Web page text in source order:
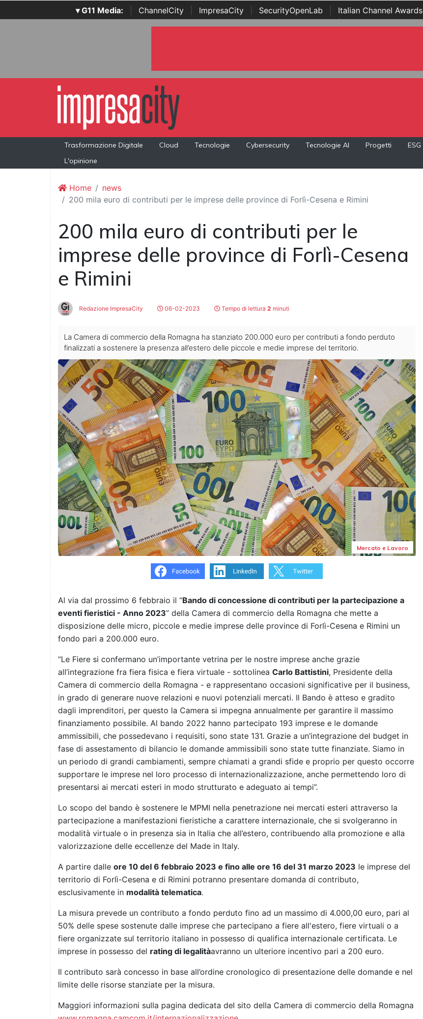
▾ G11 Media: ChannelCity ImpresaCity SecurityOpenLab Italian Channel Awards
Awards | ...
Trasformazione Digitale Cloud Tecnologie Cybersecurity Tecnologie AI Progetti ESG
L'opinione
Home
news
200 mila euro di contributi per le imprese delle province di Forlì-Cesena e Rimini
200 mila euro di contributi per le
imprese delle province di Forlì-Cesena
e Rimini
Redazione ImpresaCity 06-02-2023 Tempo di lettura 2 minuti
La Camera di commercio della Romagna ha stanziato 200.000 euro per contributi a fondo perduto
finalizzati a sostenere la presenza all’estero delle piccole e medie imprese del territorio.
Mercato e Lavoro
Al via dal prossimo 6 febbraio il “Bando di concessione di contributi per la partecipazione a
eventi fieristici - Anno 2023” della Camera di commercio della Romagna che mette a
disposizione delle micro, piccole e medie imprese delle province di Forlì-Cesena e Rimini un
fondo pari a 200.000 euro.
“Le Fiere si confermano un’importante vetrina per le nostre imprese anche grazie
all’integrazione fra fiera fisica e fiera virtuale - sottolinea Carlo Battistini, Presidente della
Camera di commercio della Romagna - e rappresentano occasioni significative per il business,
in grado di generare nuove relazioni e nuovi potenziali mercati. Il Bando è atteso e gradito
dagli imprenditori, per questo la Camera si impegna annualmente per garantire il massimo
finanziamento possibile. Al bando 2022 hanno partecipato 193 imprese e le domande
ammissibili, che possedevano i requisiti, sono state 131. Grazie a un’integrazione del budget in
fase di assestamento di bilancio le domande ammissibili sono state tutte finanziate. Siamo in
un periodo di grandi cambiamenti, sempre chiamati a grandi sfide e proprio per questo occorre
supportare le imprese nel loro processo di internazionalizzazione, anche permettendo loro di
presentarsi ai mercati esteri in modo strutturato e adeguato ai tempi”.
Lo scopo del bando è sostenere le MPMI nella penetrazione nei mercati esteri attraverso la
partecipazione a manifestazioni fieristiche a carattere internazionale, che si svolgeranno in
modalità virtuale o in presenza sia in Italia che all’estero, contribuendo alla promozione e alla
valorizzazione delle eccellenze del Made in Italy.
A partire dalle ore 10 del 6 febbraio 2023 e fino alle ore 16 del 31 marzo 2023 le imprese del
territorio di Forlì-Cesena e di Rimini potranno presentare domanda di contributo,
esclusivamente in modalità telematica.
La misura prevede un contributo a fondo perduto fino ad un massimo di 4.000,00 euro, pari al
50% delle spese sostenute dalle imprese che partecipano a fiere all'estero, fiere virtuali o a
fiere organizzate sul territorio italiano in possesso di qualifica internazionale certificata. Le
imprese in possesso del rating di legalitàavranno un ulteriore incentivo pari a 200 euro.
Il contributo sarà concesso in base all’ordine cronologico di presentazione delle domande e nel
limite delle risorse stanziate per la misura.
Maggiori informazioni sulla pagina dedicata del sito della Camera di commercio della Romagna